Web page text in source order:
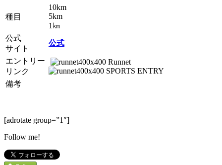
種目
10km
5km
1㎞
公式
サイト
公式
エントリー
リンク
Runnet
SPORTS ENTRY
備考
[adrotate group=”1″]
Follow me!